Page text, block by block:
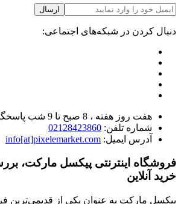
ارسال
دنبال کردن در شبکه‌های اجتماعی:
هفت روز هفته ، 8 صبح تا 9 شب پاسخگوی شما هستیم.
شماره تلفن: 02128423860
آدرس ایمیل: info[at]pixelemarket.com
فروشگاه اینترنتی پیکسل مارکت،
خرید آنلاین
پیکسل مارکت به عنوان یکی از قدیمی‌ترین